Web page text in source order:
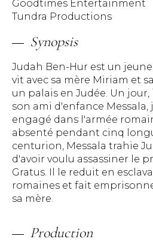
Goodtimes Entertainment
Tundra Productions
Synopsis
Judah Ben-Hur est un
vit avec sa mère Miriam et
un palais en Judée. Un
son ami d'enfance
engagé dans l'armée
absenté pendant cinq
centurion, Messala trahie
d'avoir voulu assassiner le
Gratus. Il le reduit en
romaines et fait
sa mère.
Production